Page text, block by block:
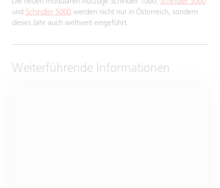
und Schindler 5000 werden nicht nur in Österreich, sondern
dieses Jahr auch weltweit eingeführt.
Weiterführende Informationen